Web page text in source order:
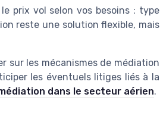
prix vol selon vos besoins : type
reste une solution flexible, mais
sur les mécanismes de médiation
les éventuels litiges liés à la
dans le secteur aérien.